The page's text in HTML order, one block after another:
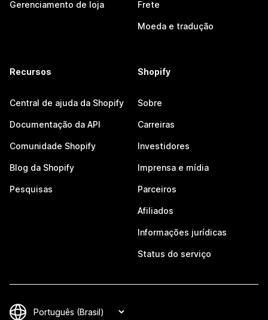
Gerenciamento de loja Frete
Moeda e tradução
Recursos
Central de ajuda da Shopify
Documentação da API
Comunidade Shopify
Blog da Shopify
Pesquisas
Shopify
Sobre
Carreiras
Investidores
Imprensa e mídia
Parceiros
Afiliados
Informações jurídicas
Status do serviço